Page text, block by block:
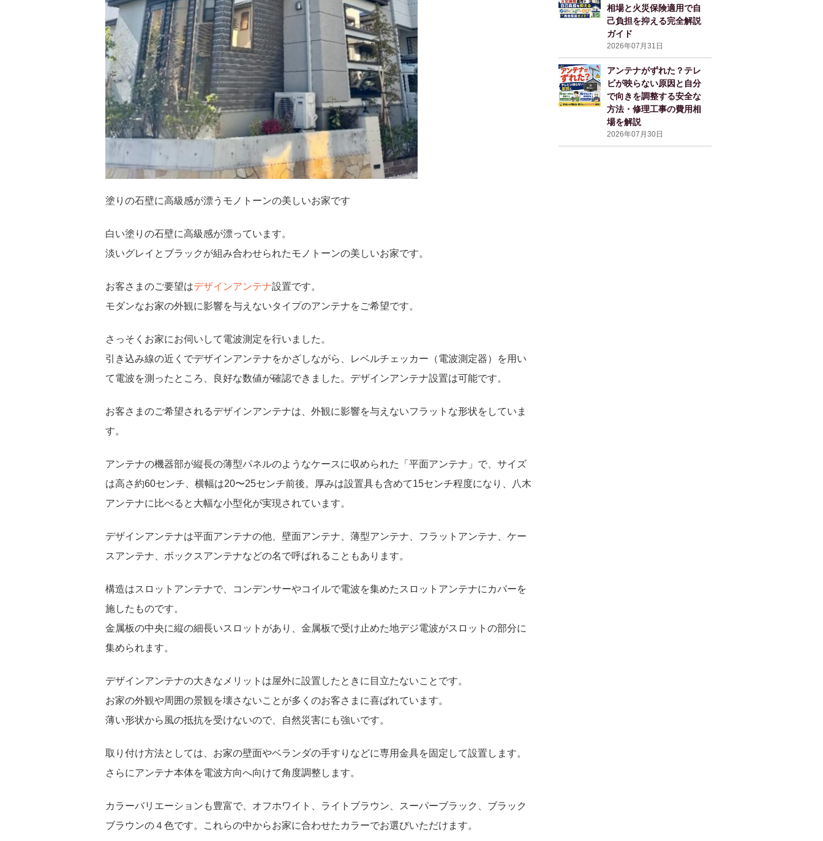
塗りの石壁に高級感が漂うモノトーンの美しいお家です
白い塗りの石壁に高級感が漂っています。
淡いグレイとブラックが組み合わせられたモノトーンの美しいお家です。
お客さまのご要望はデザインアンテナ設置です。
モダンなお家の外観に影響を与えないタイプのアンテナをご希望です。
さっそくお家にお伺いして電波測定を行いました。
引き込み線の近くでデザインアンテナをかざしながら、レベルチェッカー（電波測定器）を用い
て電波を測ったところ、良好な数値が確認できました。デザインアンテナ設置は可能です。
お客さまのご希望されるデザインアンテナは、外観に影響を与えないフラットな形状をしていま
す。
アンテナの機器部が縦長の薄型パネルのようなケースに収められた「平面アンテナ」で、サイズ
は高さ約60センチ、横幅は20〜25センチ前後。厚みは設置具も含めて15センチ程度になり、八木
アンテナに比べると大幅な小型化が実現されています。
デザインアンテナは平面アンテナの他、壁面アンテナ、薄型アンテナ、フラットアンテナ、ケー
スアンテナ、ボックスアンテナなどの名で呼ばれることもあります。
構造はスロットアンテナで、コンデンサーやコイルで電波を集めたスロットアンテナにカバーを
施したものです。
金属板の中央に縦の細長いスロットがあり、金属板で受け止めた地デジ電波がスロットの部分に
集められます。
デザインアンテナの大きなメリットは屋外に設置したときに目立たないことです。
お家の外観や周囲の景観を壊さないことが多くのお客さまに喜ばれています。
薄い形状から風の抵抗を受けないので、自然災害にも強いです。
取り付け方法としては、お家の壁面やベランダの手すりなどに専用金具を固定して設置します。
さらにアンテナ本体を電波方向へ向けて角度調整します。
カラーバリエーションも豊富で、オフホワイト、ライトブラウン、スーパーブラック、ブラック
ブラウンの４色です。これらの中からお家に合わせたカラーでお選びいただけます。
相場と火災保険適用で自
己負担を抑える完全解説
ガイド
2026年07月31日
アンテナがずれた？テレ
ビが映らない原因と自分
で向きを調整する安全な
方法・修理工事の費用相
場を解説
2026年07月30日